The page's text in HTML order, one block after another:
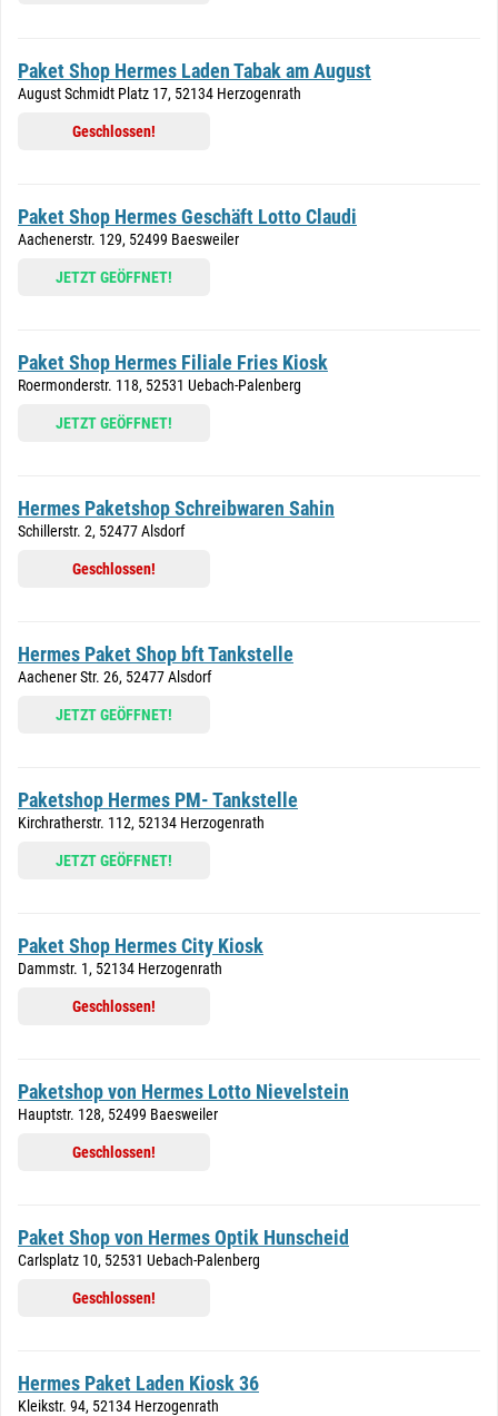
Paket Shop Hermes Laden Tabak am August
August Schmidt Platz 17, 52134 Herzogenrath
Geschlossen!
Paket Shop Hermes Geschäft Lotto Claudi
Aachenerstr. 129, 52499 Baesweiler
JETZT GEÖFFNET!
Paket Shop Hermes Filiale Fries Kiosk
Roermonderstr. 118, 52531 Uebach-Palenberg
JETZT GEÖFFNET!
Hermes Paketshop Schreibwaren Sahin
Schillerstr. 2, 52477 Alsdorf
Geschlossen!
Hermes Paket Shop bft Tankstelle
Aachener Str. 26, 52477 Alsdorf
JETZT GEÖFFNET!
Paketshop Hermes PM- Tankstelle
Kirchratherstr. 112, 52134 Herzogenrath
JETZT GEÖFFNET!
Paket Shop Hermes City Kiosk
Dammstr. 1, 52134 Herzogenrath
Geschlossen!
Paketshop von Hermes Lotto Nievelstein
Hauptstr. 128, 52499 Baesweiler
Geschlossen!
Paket Shop von Hermes Optik Hunscheid
Carlsplatz 10, 52531 Uebach-Palenberg
Geschlossen!
Hermes Paket Laden Kiosk 36
Kleikstr. 94, 52134 Herzogenrath